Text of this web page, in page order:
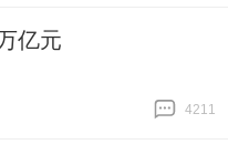
亿元
4211